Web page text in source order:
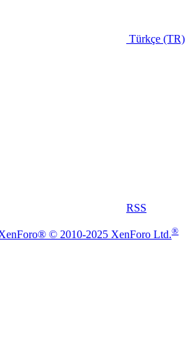
Türkçe (TR)
RSS
© 2010-2025 XenForo Ltd.®